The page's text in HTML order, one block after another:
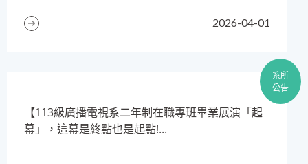
2026-04-01
系所
公告
【113級廣播電視系二年制在職專班畢業展演「起
幕」，這幕是終點也是起點!...